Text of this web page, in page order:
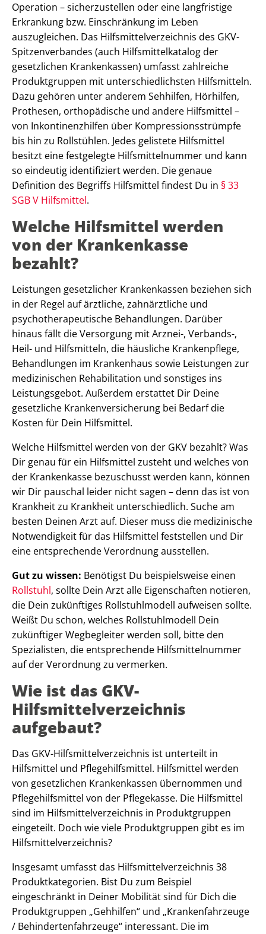
Operation – sicherzustellen oder eine langfristige
Erkrankung bzw. Einschränkung im Leben
auszugleichen. Das Hilfsmittelverzeichnis des GKV-
Spitzenverbandes (auch Hilfsmittelkatalog der
gesetzlichen Krankenkassen) umfasst zahlreiche
Produktgruppen mit unterschiedlichsten Hilfsmitteln.
Dazu gehören unter anderem Sehhilfen, Hörhilfen,
Prothesen, orthopädische und andere Hilfsmittel –
von Inkontinenzhilfen über Kompressionsstrümpfe
bis hin zu Rollstühlen. Jedes gelistete Hilfsmittel
besitzt eine festgelegte Hilfsmittelnummer und kann
so eindeutig identifiziert werden. Die genaue
Definition des Begriffs Hilfsmittel findest Du in § 33
SGB V Hilfsmittel.
Welche Hilfsmittel werden
von der Krankenkasse
bezahlt?
Leistungen gesetzlicher Krankenkassen beziehen sich
in der Regel auf ärztliche, zahnärztliche und
psychotherapeutische Behandlungen. Darüber
hinaus fällt die Versorgung mit Arznei-, Verbands-,
Heil- und Hilfsmitteln, die häusliche Krankenpflege,
Behandlungen im Krankenhaus sowie Leistungen zur
medizinischen Rehabilitation und sonstiges ins
Leistungsgebot. Außerdem erstattet Dir Deine
gesetzliche Krankenversicherung bei Bedarf die
Kosten für Dein Hilfsmittel.
Welche Hilfsmittel werden von der GKV bezahlt? Was
Dir genau für ein Hilfsmittel zusteht und welches von
der Krankenkasse bezuschusst werden kann, können
wir Dir pauschal leider nicht sagen – denn das ist von
Krankheit zu Krankheit unterschiedlich. Suche am
besten Deinen Arzt auf. Dieser muss die medizinische
Notwendigkeit für das Hilfsmittel feststellen und Dir
eine entsprechende Verordnung ausstellen.
Gut zu wissen: Benötigst Du beispielsweise einen
Rollstuhl, sollte Dein Arzt alle Eigenschaften notieren,
die Dein zukünftiges Rollstuhlmodell aufweisen sollte.
Weißt Du schon, welches Rollstuhlmodell Dein
zukünftiger Wegbegleiter werden soll, bitte den
Spezialisten, die entsprechende Hilfsmittelnummer
auf der Verordnung zu vermerken.
Wie ist das GKV-
Hilfsmittelverzeichnis
aufgebaut?
Das GKV-Hilfsmittelverzeichnis ist unterteilt in
Hilfsmittel und Pflegehilfsmittel. Hilfsmittel werden
von gesetzlichen Krankenkassen übernommen und
Pflegehilfsmittel von der Pflegekasse. Die Hilfsmittel
sind im Hilfsmittelverzeichnis in Produktgruppen
eingeteilt. Doch wie viele Produktgruppen gibt es im
Hilfsmittelverzeichnis?
Insgesamt umfasst das Hilfsmittelverzeichnis 38
Produktkategorien. Bist Du zum Beispiel
eingeschränkt in Deiner Mobilität sind für Dich die
Produktgruppen „Gehhilfen“ und „Krankenfahrzeuge
/ Behindertenfahrzeuge“ interessant. Die im